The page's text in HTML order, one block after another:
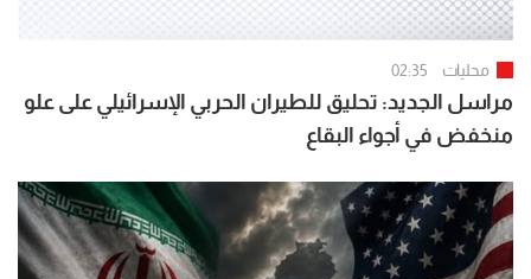
محليات 02:35
مراسل الجديد: تحليق للطيران الحربي الإسرائيلي على علو
منخفض في أجواء البقاع